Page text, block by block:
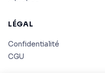
LÉGAL
Confidentialité
CGU